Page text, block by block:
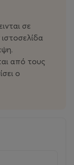
σε
από τους
ο